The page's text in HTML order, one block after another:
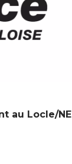
au Locle/NE